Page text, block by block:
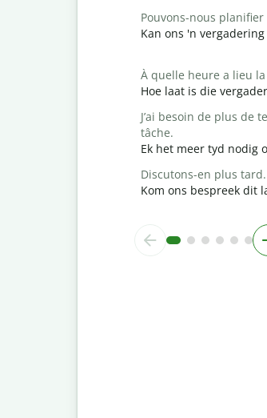
Pouvons-nous
Kan ons 'n
À quelle heure a lieu
Hoe laat is die
J’ai besoin de plus de
tâche.
Ek het meer tyd nodig
Discutons-en plus tard.
Kom ons bespreek dit